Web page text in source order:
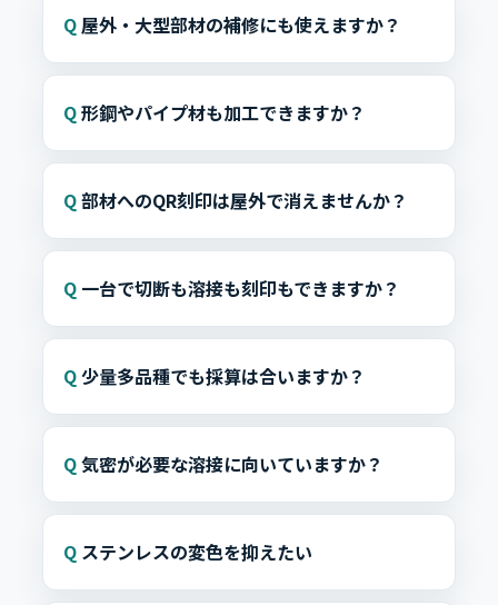
屋外・大型部材の補修にも使えますか？
形鋼やパイプ材も加工できますか？
部材へのQR刻印は屋外で消えませんか？
一台で切断も溶接も刻印もできますか？
少量多品種でも採算は合いますか？
気密が必要な溶接に向いていますか？
ステンレスの変色を抑えたい